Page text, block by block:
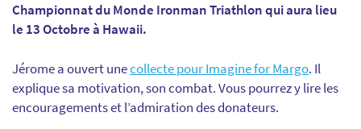
Championnat du Monde Ironman Triathlon qui aura lieu
le 13 Octobre à Hawaii.
Jérome a ouvert unecollecte pour Imagine for Margo. Il
explique sa motivation, son combat. Vous pourrez y lire les
encouragements et l’admiration des donateurs.